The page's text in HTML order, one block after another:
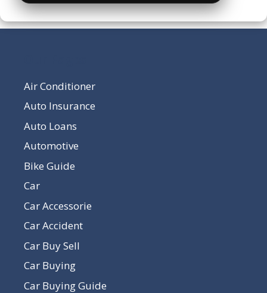
Air Conditioner
Auto Insurance
Auto Loans
Automotive
Bike Guide
Car
Car Accessorie
Car Accident
Car Buy Sell
Car Buying
Car Buying Guide